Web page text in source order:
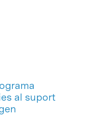
al suport